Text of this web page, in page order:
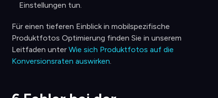
Einstellungen tun.
Für einen tieferen Einblick in mobilspezifische
Produktfotos Optimierung finden Sie in unserem
Leitfaden unter Wie sich Produktfotos auf die
Konversionsraten auswirken.